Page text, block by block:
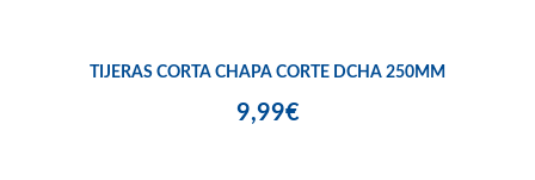
TIJERAS CORTA CHAPA CORTE DCHA 250MM
9,99€